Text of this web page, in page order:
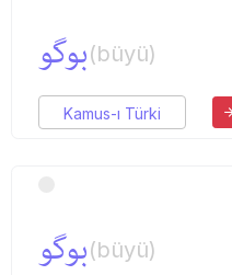
بوگو(büyü)
Kamus-ı Türki
بوگو(büyü)